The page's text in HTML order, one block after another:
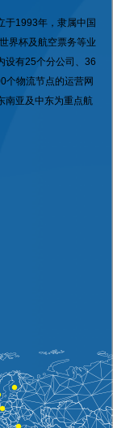
于1993年，隶属中国
界杯及航空票务等业
设有25个分公司、36
个物流节点的运营网
南亚及中东为重点航